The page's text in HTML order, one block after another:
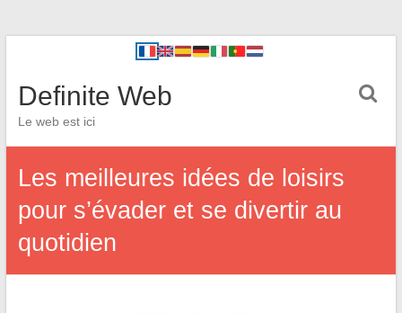
Definite Web
Le web est ici
Les meilleures idées de loisirs
pour s’évader et se divertir au
quotidien